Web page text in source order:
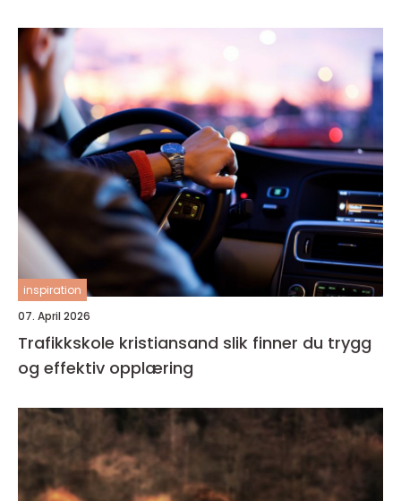
inspiration
07. April 2026
Trafikkskole kristiansand slik finner du trygg
og effektiv opplæring